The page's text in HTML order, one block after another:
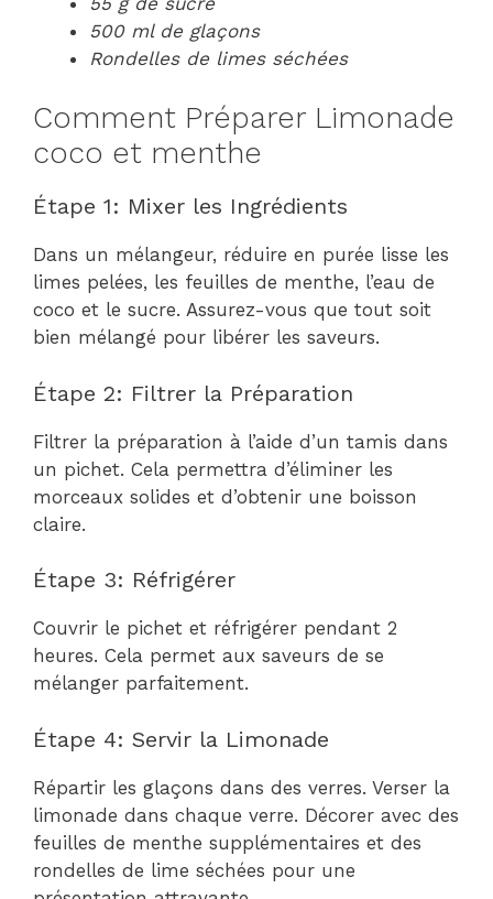
500 ml de glaçons
Rondelles de limes séchées
Comment Préparer Limonade
coco et menthe
Étape 1: Mixer les Ingrédients
Dans un mélangeur, réduire en purée lisse les
limes pelées, les feuilles de menthe, l’eau de
coco et le sucre. Assurez-vous que tout soit
bien mélangé pour libérer les saveurs.
Étape 2: Filtrer la Préparation
Filtrer la préparation à l’aide d’un tamis dans
un pichet. Cela permettra d’éliminer les
morceaux solides et d’obtenir une boisson
claire.
Étape 3: Réfrigérer
Couvrir le pichet et réfrigérer pendant 2
heures. Cela permet aux saveurs de se
mélanger parfaitement.
Étape 4: Servir la Limonade
Répartir les glaçons dans des verres. Verser la
limonade dans chaque verre. Décorer avec des
feuilles de menthe supplémentaires et des
rondelles de lime séchées pour une